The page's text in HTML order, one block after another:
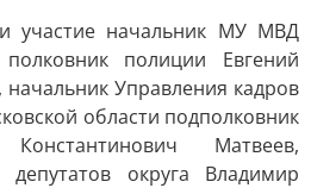
участие начальник МУ МВД
полиции Евгений
Управления кадров
области подполковник
Матвеев,
депутатов округа Владимир